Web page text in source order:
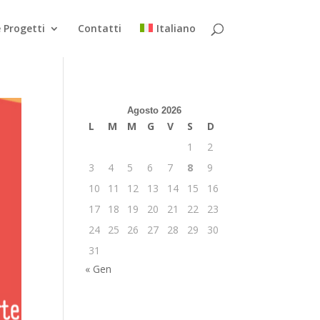
Progetti Contatti Italiano
Agosto 2026
L M M G V S
D
1
2
3
4 5 6 7 8
9
10
11 12 13 14 15
16
17
18 19 20 21 22
23
24
25 26 27 28 29
30
31
« Gen